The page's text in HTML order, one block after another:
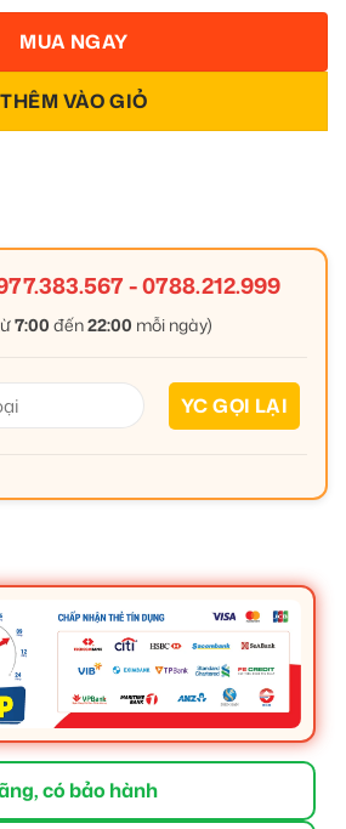
THÊM VÀO GIỎ
MUA NGAY
-0788.212.999
7:00 đến22:00 mỗi ngày)
có bảo hành